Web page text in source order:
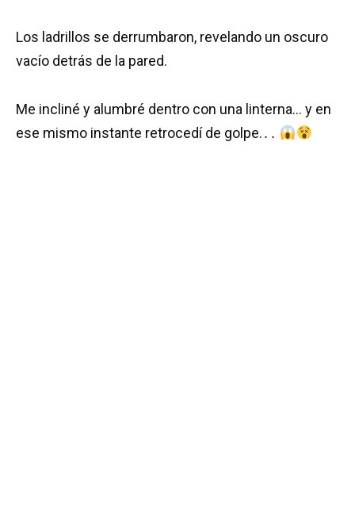
Los ladrillos se derrumbaron, revelando un oscuro
vacío detrás de la pared.
Me incliné y alumbré dentro con una linterna… y en
ese mismo instante retrocedí de golpe.․․